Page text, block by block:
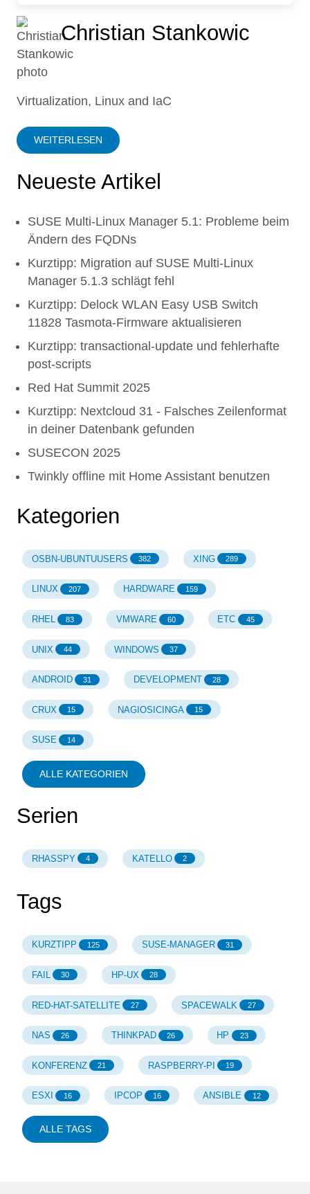
Christian Stankowic
Virtualization, Linux and IaC
WEITERLESEN
Neueste Artikel
SUSE Multi-Linux Manager 5.1: Probleme beim
Ändern des FQDNs
Kurztipp: Migration auf SUSE Multi-Linux
Manager 5.1.3 schlägt fehl
Kurztipp: Delock WLAN Easy USB Switch
11828 Tasmota-Firmware aktualisieren
Kurztipp: transactional-update und fehlerhafte
post-scripts
Red Hat Summit 2025
Kurztipp: Nextcloud 31 - Falsches Zeilenformat
in deiner Datenbank gefunden
SUSECON 2025
Twinkly offline mit Home Assistant benutzen
Kategorien
OSBN-UBUNTUUSERS 382 XING 289
LINUX 207 HARDWARE 159
RHEL 83 VMWARE 60 ETC 45
UNIX 44 WINDOWS 37
ANDROID 31 DEVELOPMENT 28
CRUX 15 NAGIOSICINGA 15
SUSE 14
ALLE KATEGORIEN
Serien
RHASSPY 4 KATELLO 2
Tags
KURZTIPP 125 SUSE-MANAGER 31
FAIL 30 HP-UX 28
RED-HAT-SATELLITE 27 SPACEWALK 27
NAS 26 THINKPAD 26 HP 23
KONFERENZ 21 RASPBERRY-PI 19
ESXI 16 IPCOP 16 ANSIBLE 12
ALLE TAGS